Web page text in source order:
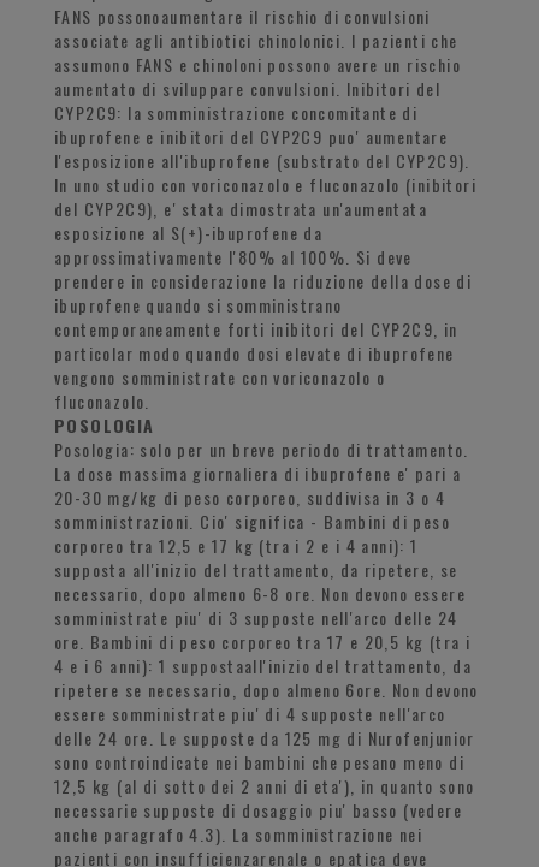
FANS possonoaumentare il rischio di convulsioni
associate agli antibiotici chinolonici. I pazienti che
assumono FANS e chinoloni possono avere un rischio
aumentato di sviluppare convulsioni. Inibitori del
CYP2C9: la somministrazione concomitante di
ibuprofene e inibitori del CYP2C9 puo' aumentare
l'esposizione all'ibuprofene (substrato del CYP2C9).
In uno studio con voriconazolo e fluconazolo (inibitori
del CYP2C9), e' stata dimostrata un'aumentata
esposizione al S(+)-ibuprofene da
approssimativamente l'80% al 100%. Si deve
prendere in considerazione la riduzione della dose di
ibuprofene quando si somministrano
contemporaneamente forti inibitori del CYP2C9, in
particolar modo quando dosi elevate di ibuprofene
vengono somministrate con voriconazolo o
fluconazolo.
POSOLOGIA
Posologia: solo per un breve periodo di trattamento.
La dose massima giornaliera di ibuprofene e' pari a
20-30 mg/kg di peso corporeo, suddivisa in 3 o 4
somministrazioni. Cio' significa - Bambini di peso
corporeo tra 12,5 e 17 kg (tra i 2 e i 4 anni): 1
supposta all'inizio del trattamento, da ripetere, se
necessario, dopo almeno 6-8 ore. Non devono essere
somministrate piu' di 3 supposte nell'arco delle 24
ore. Bambini di peso corporeo tra 17 e 20,5 kg (tra i
4 e i 6 anni): 1 suppostaall'inizio del trattamento, da
ripetere se necessario, dopo almeno 6ore. Non devono
essere somministrate piu' di 4 supposte nell'arco
delle 24 ore. Le supposte da 125 mg di Nurofenjunior
sono controindicate nei bambini che pesano meno di
12,5 kg (al di sotto dei 2 anni di eta'), in quanto sono
necessarie supposte di dosaggio piu' basso (vedere
anche paragrafo 4.3). La somministrazione nei
pazienti con insufficienzarenale o epatica deve